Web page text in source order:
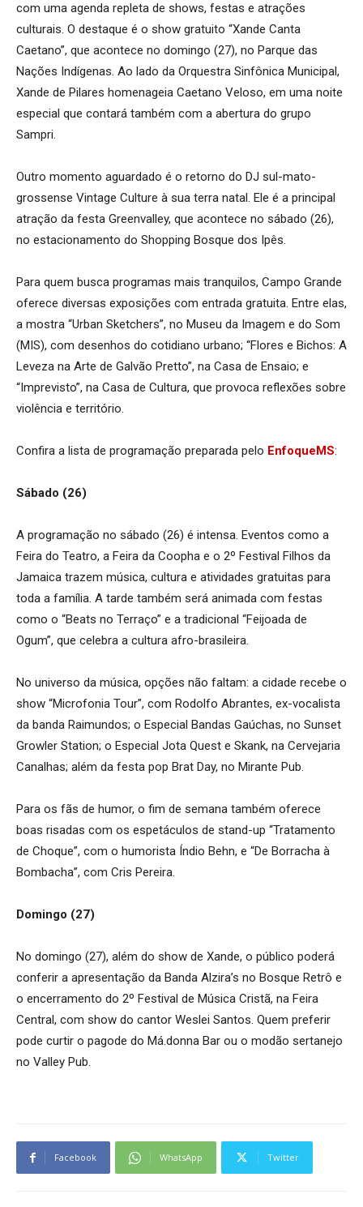
com uma agenda repleta de shows, festas e atrações
culturais. O destaque é o show gratuito “Xande Canta
Caetano”, que acontece no domingo (27), no Parque das
Nações Indígenas. Ao lado da Orquestra Sinfônica Municipal,
Xande de Pilares homenageia Caetano Veloso, em uma noite
especial que contará também com a abertura do grupo
Sampri.
Outro momento aguardado é o retorno do DJ sul-mato-
grossense Vintage Culture à sua terra natal. Ele é a principal
atração da festa Greenvalley, que acontece no sábado (26),
no estacionamento do Shopping Bosque dos Ipês.
Para quem busca programas mais tranquilos, Campo Grande
oferece diversas exposições com entrada gratuita. Entre elas,
a mostra “Urban Sketchers”, no Museu da Imagem e do Som
(MIS), com desenhos do cotidiano urbano; “Flores e Bichos: A
Leveza na Arte de Galvão Pretto”, na Casa de Ensaio; e
“Imprevisto”, na Casa de Cultura, que provoca reflexões sobre
violência e território.
Confira a lista de programação preparada pelo EnfoqueMS:
Sábado (26)
A programação no sábado (26) é intensa. Eventos como a
Feira do Teatro, a Feira da Coopha e o 2º Festival Filhos da
Jamaica trazem música, cultura e atividades gratuitas para
toda a família. A tarde também será animada com festas
como o “Beats no Terraço” e a tradicional “Feijoada de
Ogum”, que celebra a cultura afro-brasileira.
No universo da música, opções não faltam: a cidade recebe o
show “Microfonia Tour”, com Rodolfo Abrantes, ex-vocalista
da banda Raimundos; o Especial Bandas Gaúchas, no Sunset
Growler Station; o Especial Jota Quest e Skank, na Cervejaria
Canalhas; além da festa pop Brat Day, no Mirante Pub.
Para os fãs de humor, o fim de semana também oferece
boas risadas com os espetáculos de stand-up “Tratamento
de Choque”, com o humorista Índio Behn, e “De Borracha à
Bombacha”, com Cris Pereira.
Domingo (27)
No domingo (27), além do show de Xande, o público poderá
conferir a apresentação da Banda Alzira’s no Bosque Retrô e
o encerramento do 2º Festival de Música Cristã, na Feira
Central, com show do cantor Weslei Santos. Quem preferir
pode curtir o pagode do Má.donna Bar ou o modão sertanejo
no Valley Pub.
Facebook WhatsApp Twitter